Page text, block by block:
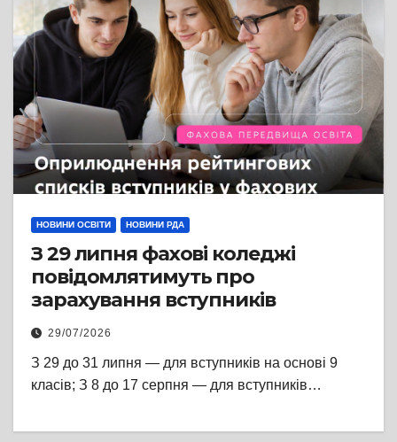
НОВИНИ ОСВІТИ НОВИНИ РДА
З 29 липня фахові коледжі
повідомлятимуть про
зарахування вступників
29/07/2026
З 29 до 31 липня — для вступників на основі 9
класів; З 8 до 17 серпня — для вступників…